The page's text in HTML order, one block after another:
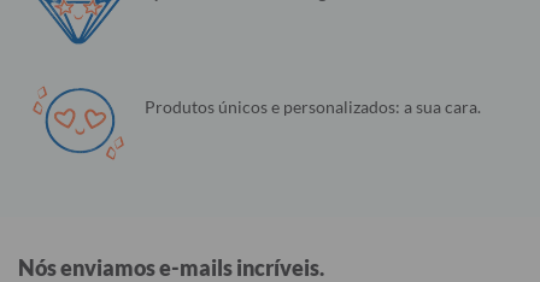
Produtos únicos e personalizados: a sua cara.
Nós enviamos e-mails incríveis.